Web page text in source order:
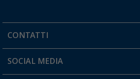
CONTATTI
Orari di apertura del servizio:
SOCIAL MEDIA